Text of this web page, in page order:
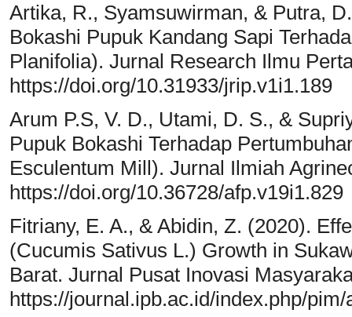
Artika, R., Syamsuwirman, & Putra,
Bokashi Pupuk Kandang Sapi
Planifolia). Jurnal Research Ilmu
https://doi.org/10.31933/jrip.v1i1.189
Arum P.S, V. D., Utami, D. S., &
Pupuk Bokashi Terhadap
Esculentum Mill). Jurnal Ilmiah
https://doi.org/10.36728/afp.v19i1.829
Fitriany, E. A., & Abidin, Z. (2020).
(Cucumis Sativus L.) Growth in
Barat. Jurnal Pusat Inovasi
https://journal.ipb.ac.id/index.php/